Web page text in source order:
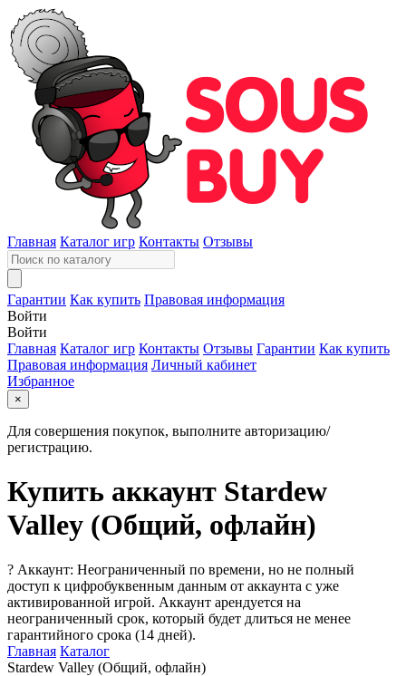
Главная Каталог игр Контакты Отзывы
Гарантии Как купить Правовая информация
Войти
Войти
Главная Каталог игр Контакты Отзывы Гарантии Как купить
Правовая информация Личный кабинет
Избранное
×
Для совершения покупок, выполните авторизацию/
регистрацию.
Купить аккаунт Stardew
Valley (Общий, офлайн)
? Аккаунт: Неограниченный по времени, но не полный
доступ к цифробуквенным данным от аккаунта с уже
активированной игрой. Аккаунт арендуется на
неограниченный срок, который будет длиться не менее
гарантийного срока (14 дней).
Главная Каталог
Stardew Valley (Общий, офлайн)